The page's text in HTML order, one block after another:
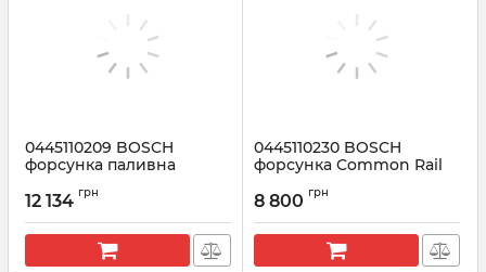
0445110209 BOSCH
форсунка паливна
12 134 грн
0445110230 BOSCH
форсунка Common Rail
8 800 грн